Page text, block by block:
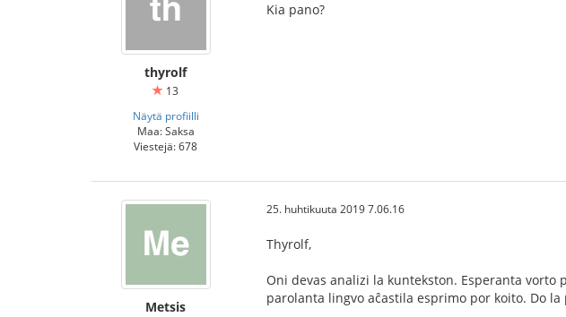
thyrolf
13
Näytä profiilli
Maa: Saksa
Viestejä: 678
Kia pano?
Metsis
25. huhtikuuta 2019 7.06.16
Thyrolf,
Oni devas analizi la kuntekston. Esperanta
parolanta lingvo aĉastila esprimo por koito. Do